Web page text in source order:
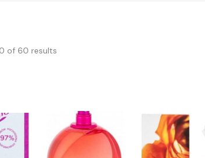
of 60 results